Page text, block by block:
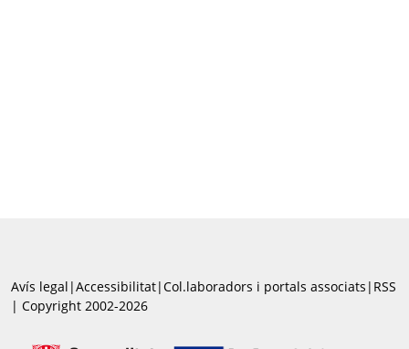
Avís legal |Accessibilitat|Col.laboradors i portals associats | RSS
| Copyright 2002-2026